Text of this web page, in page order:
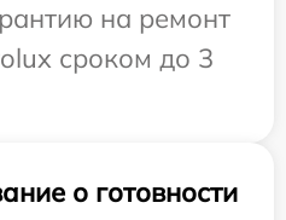
на ремонт
сроком до 3
о готовности